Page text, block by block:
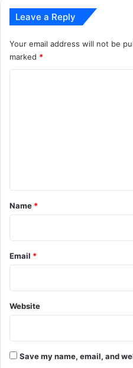
Leave a Reply
Your email address will not be
marked *
*
Name *
Email *
Website
Save my name, email, and